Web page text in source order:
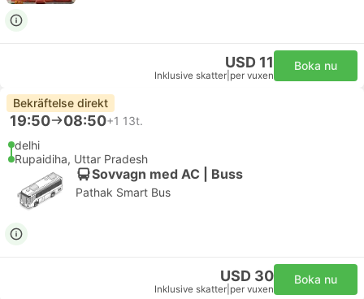
USD 11
Inklusive skatter per vuxen
Boka nu
Bekräftelse direkt
19:50 08:50+1 13t.
delhi
Rupaidiha, Uttar Pradesh
Sovvagn med AC | Buss
Pathak Smart Bus
USD 30
Inklusive skatter per vuxen
Boka nu